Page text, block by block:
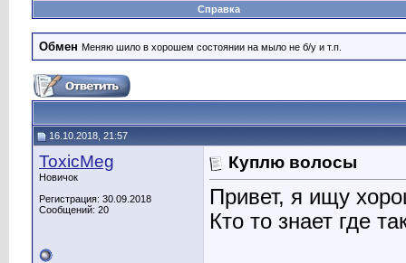
Справка
Обмен Меняю шило в хорошем состоянии на мыло не б/у и т.п.
16.10.2018, 21:57
ToxicMeg
Новичок
Регистрация: 30.09.2018
Сообщений: 20
Куплю волосы
Привет, я ищу
Кто то знает где